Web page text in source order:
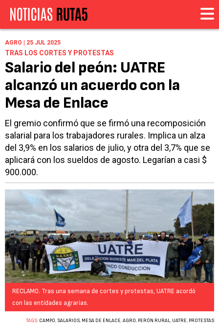
AGRO | 25 JUL 2025
TRAS LOS CORTES Y PROTESTAS
Salario del peón: UATRE
alcanzó un acuerdo con la
Mesa de Enlace
El gremio confirmó que se firmó una recomposición
salarial para los trabajadores rurales. Implica un alza
del 3,9% en los salarios de julio, y otra del 3,7% que se
aplicará con los sueldos de agosto. Legarían a casi $
900.000.
RECLAMO. Tras una semana de cortes y protestas, UATRE acordó
con las entidades agrarias.
TAGS: CAMPO, SALARIOS, MESA DE ENLACE,AGRO, PERÓN RURAL, UATRE, PROTESTAS